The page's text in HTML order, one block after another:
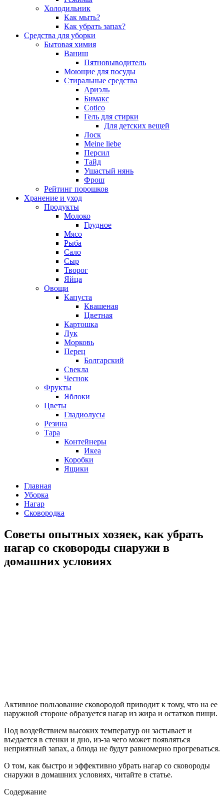
Холодильник
Как мыть?
Как убрать запах?
Средства для уборки
Бытовая химия
Ваниш
Пятновыводитель
Моющие для посуды
Стиральные средства
Ариэль
Бимакс
Cotico
Гель для стирки
Для детских вещей
Лоск
Meine liebe
Персил
Тайд
Ушастый нянь
Фрош
Рейтинг порошков
Хранение и уход
Продукты
Молоко
Грудное
Мясо
Рыба
Сало
Сыр
Творог
Яйца
Овощи
Капуста
Квашеная
Цветная
Картошка
Лук
Морковь
Перец
Болгарский
Свекла
Чеснок
Фрукты
Яблоки
Цветы
Гладиолусы
Резина
Тара
Контейнеры
Икеа
Коробки
Ящики
Главная
Уборка
Нагар
Сковородка
Советы опытных хозяек, как убрать
нагар со сковороды снаружи в
домашних условиях
Активное пользование сковородой приводит к тому, что на ее
наружной стороне образуется нагар из жира и остатков пищи.
Под воздействием высоких температур он застывает и
въедается в стенки и дно, из-за чего может появляться
неприятный запах, а блюда не будут равномерно прогреваться.
О том, как быстро и эффективно убрать нагар со сковороды
снаружи в домашних условиях, читайте в статье.
Содержание